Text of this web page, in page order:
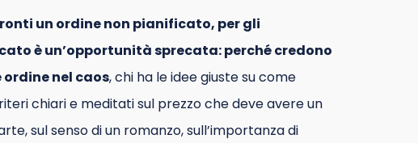
un ordine non pianificato, per gli
è un’opportunità sprecata: perché credono
ordine nel caos, chi ha le idee giuste su come
chiari e meditati sul prezzo che deve avere un
sul senso di un romanzo, sull’importanza di